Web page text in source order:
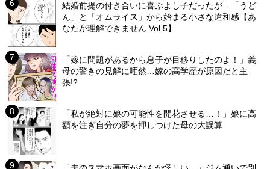
結婚前提の付き合いに喜ぶよし子だったが…「うど
ん」と「オムライス」から始まる小さな違和感【あ
なたが理解できません Vol.5】
「嫁に問題があるから息子が目移りしたのよ！」義
母の驚きの見解に唖然…嫁の高学歴が原因だと主
張!?
「私が絶対に娘の可能性を開花させる…！」娘に高
額を注ぎ自分の夢を押しつけた母の大誤算